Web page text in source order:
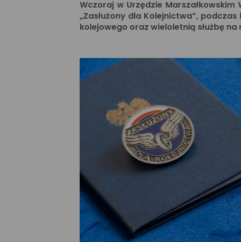
Wczoraj w Urzędzie Marszałkowskim
„Zasłużony dla Kolejnictwa”,
kolejowego oraz wieloletnią służbę